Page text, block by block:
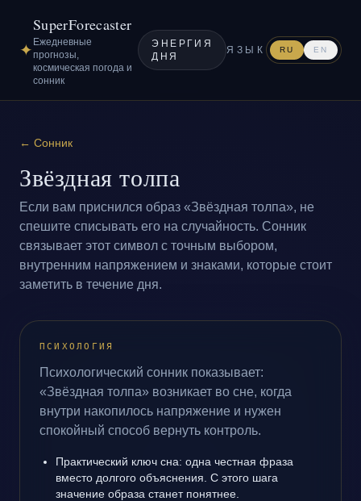
✦
SuperForecaster
Ежедневные
прогнозы,
космическая погода и
сонник
ЭНЕРГИЯ
ДНЯ
ЯЗЫК RU EN
← Сонник
Звёздная толпа
Если вам приснился образ «Звёздная толпа», не
спешите списывать его на случайность. Сонник
связывает этот символ с точным выбором,
внутренним напряжением и знаками, которые стоит
заметить в течение дня.
ПСИХОЛОГИЯ
Психологический сонник показывает:
«Звёздная толпа» возникает во сне, когда
внутри накопилось напряжение и нужен
спокойный способ вернуть контроль.
Практический ключ сна: одна честная фраза
вместо долгого объяснения. С этого шага
значение образа станет понятнее.